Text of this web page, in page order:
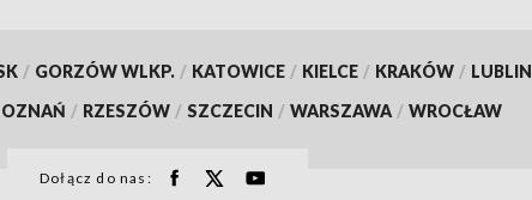
/ GORZÓW WLKP. / KATOWICE / KIELCE / KRAKÓW / LUBLIN
/ RZESZÓW / SZCZECIN / WARSZAWA / WROCŁAW
Dołącz do nas: